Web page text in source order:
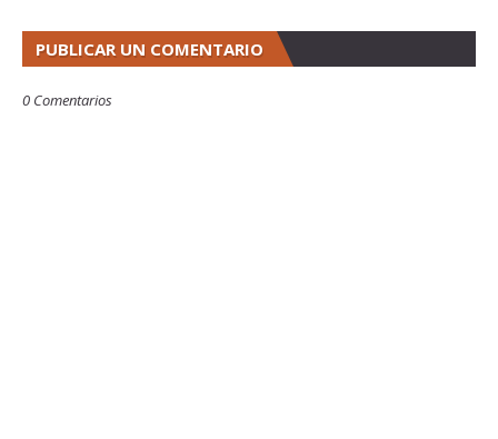
PUBLICAR UN COMENTARIO
0 Comentarios